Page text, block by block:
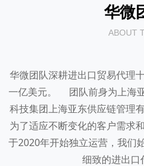
华微
ABOUT
华微团队深耕进出口贸易代理
一亿美元。 团队前身为上海
科技集团上海亚东供应链管理
为了适应不断变化的客户需求
于2020年开始独立运营，我们
细致的进出口
一站式税收服务
便捷退税最快2日垫付退税
降本增效简化监管侧沟通
合法避税等咨询